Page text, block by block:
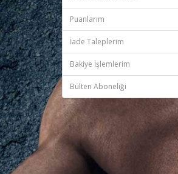
Puanlarım
İade Taleplerim
Bakiye İşlemlerim
Bülten Aboneliği